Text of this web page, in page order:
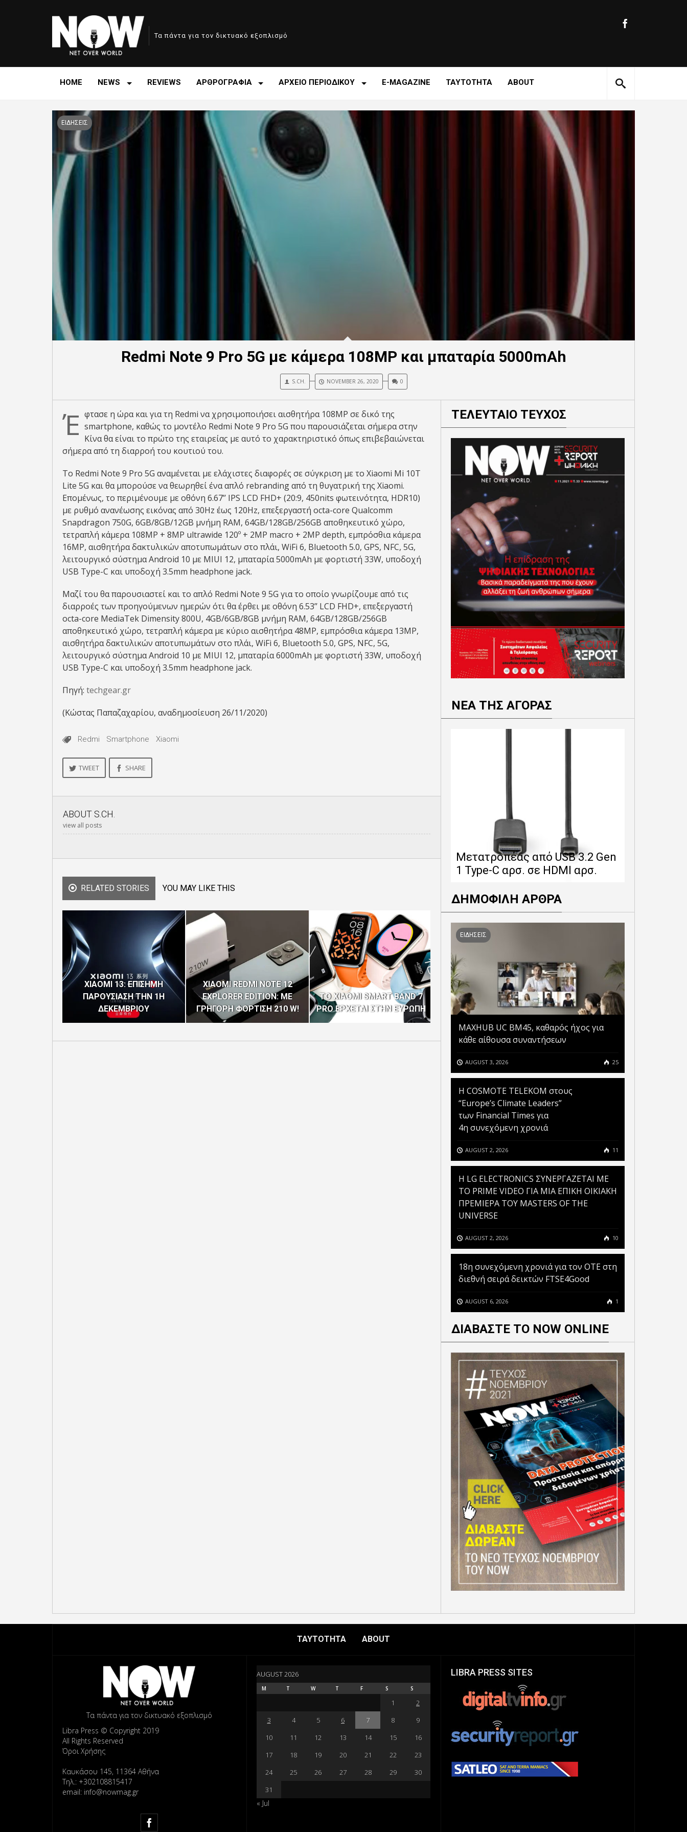
Τα πάντα για τον δικτυακό εξοπλισμό
HOME NEWS REVIEWS ΑΡΘΡΟΓΡΑΦΙΑ ΑΡΧΕΙΟ ΠΕΡΙΟΔΙΚΟΥ E-MAGAZINE ΤΑΥΤΟΤΗΤΑ ABOUT
ΕΙΔΗΣΕΙΣ
Redmi Note 9 Pro 5G με κάμερα 108MP και μπαταρία 5000mAh
S.CH. NOVEMBER 26, 2020 0
Έ φτασε η ώρα και για τη Redmi να χρησιμοποιήσει αισθητήρα 108MP σε δικό της
smartphone, καθώς το μοντέλο Redmi Note 9 Pro 5G που παρουσιάζεται σήμερα στην
Κίνα θα είναι το πρώτο της εταιρείας με αυτό το χαρακτηριστικό όπως επιβεβαιώνεται
σήμερα από τη διαρροή του κουτιού του.
Το Redmi Note 9 Pro 5G αναμένεται με ελάχιστες διαφορές σε σύγκριση με το Xiaomi Mi 10T
Lite 5G και θα μπορούσε να θεωρηθεί ένα απλό rebranding από τη θυγατρική της Xiaomi.
Επομένως, το περιμένουμε με οθόνη 6.67’’ IPS LCD FHD+ (20:9, 450nits φωτεινότητα, HDR10)
με ρυθμό ανανέωσης εικόνας από 30Hz έως 120Hz, επεξεργαστή octa-core Qualcomm
Snapdragon 750G, 6GB/8GB/12GB μνήμη RAM, 64GB/128GB/256GB αποθηκευτικό χώρο,
τετραπλή κάμερα 108MP + 8MP ultrawide 120º + 2MP macro + 2MP depth, εμπρόσθια κάμερα
16MP, αισθητήρα δακτυλικών αποτυπωμάτων στο πλάι, WiFi 6, Bluetooth 5.0, GPS, NFC, 5G,
λειτουργικό σύστημα Android 10 με MIUI 12, μπαταρία 5000mAh με φορτιστή 33W, υποδοχή
USB Type-C και υποδοχή 3.5mm headphone jack.
Μαζί του θα παρουσιαστεί και το απλό Redmi Note 9 5G για το οποίο γνωρίζουμε από τις
διαρροές των προηγούμενων ημερών ότι θα έρθει με οθόνη 6.53’’ LCD FHD+, επεξεργαστή
octa-core MediaTek Dimensity 800U, 4GB/6GB/8GB μνήμη RAM, 64GB/128GB/256GB
αποθηκευτικό χώρο, τετραπλή κάμερα με κύριο αισθητήρα 48MP, εμπρόσθια κάμερα 13MP,
αισθητήρα δακτυλικών αποτυπωμάτων στο πλάι, WiFi 6, Bluetooth 5.0, GPS, NFC, 5G,
λειτουργικό σύστημα Android 10 με MIUI 12, μπαταρία 6000mAh με φορτιστή 33W, υποδοχή
USB Type-C και υποδοχή 3.5mm headphone jack.
Πηγή: techgear.gr
(Κώστας Παπαζαχαρίου, αναδημοσίευση 26/11/2020)
Redmi Smartphone Xiaomi
TWEET SHARE
ABOUT S.CH.
view all posts
RELATED STORIES YOU MAY LIKE THIS
XIAOMI 13: ΕΠΙΣΗΜΗ
ΠΑΡΟΥΣΙΑΣΗ ΤΗΝ 1Η
ΔΕΚΕΜΒΡΙΟΥ
XIAOMI REDMI NOTE 12
EXPLORER EDITION: ΜΕ
ΓΡΗΓΟΡΗ ΦΟΡΤΙΣΗ 210 W!
ΤΟ XIAOMI SMART BAND 7
PRO ΕΡΧΕΤΑΙ ΣΤΗΝ ΕΥΡΩΠΗ
ΕΦΑΡΜΟΓΗ ΜΕΤΑΤΡΕΠΕΙ ΤΟ
SMARTPHONE ΣΕ
ΟΞΥΜΕΤΡΟ
XIAOMI CAR: ΤΟ
ΠΡΩΤΟΤΥΠΟ ΗΛΕΚΤΡΙΚΟ
ΟΧΗΜΑ ΠΑΡΟΥΣΙΑΖΕΤΑΙ
ΜΕΣΑ ΣΤΟΝ ΑΥΓΟΥΣΤΟ
ΤΕΛΕΥΤΑΙΟ ΤΕΥΧΟΣ
ΝΕΑ ΤΗΣ ΑΓΟΡΑΣ
Μετατροπέας από USB 3.2 Gen
1 Type-C αρσ. σε HDMI αρσ.
ΔΗΜΟΦΙΛΗ ΑΡΘΡΑ
ΕΙΔΗΣΕΙΣ
MAXHUB UC BM45, καθαρός ήχος για
κάθε αίθουσα συναντήσεων
AUGUST 3, 2026 25
Η COSMOTE TELEKOM στους
“Europe’s Climate Leaders”
των Financial Times για
4η συνεχόμενη χρονιά
AUGUST 2, 2026 11
H LG ELECTRONICS ΣΥΝΕΡΓΑΖΕΤΑΙ ΜΕ
ΤΟ PRIME VIDEO ΓΙΑ ΜΙΑ ΕΠΙΚΗ ΟΙΚΙΑΚΗ
ΠΡΕΜΙΕΡΑ ΤΟΥ MASTERS OF THE
UNIVERSE
AUGUST 2, 2026 10
18η συνεχόμενη χρονιά για τον ΟΤΕ στη
διεθνή σειρά δεικτών FTSE4Good
AUGUST 6, 2026 1
ΔΙΑΒΑΣΤΕ ΤΟ NOW ONLINE
ΤΑΥΤΟΤΗΤΑ ABOUT
Τα πάντα για τον δικτυακό εξοπλισμό
Libra Press © Copyright 2019
All Rights Reserved
Όροι Χρήσης
Καυκάσου 145, 11364 Αθήνα
Τηλ.: +302108815417
email: info@nowmag.gr
AUGUST 2026
M T W T F S S
1
2
3
4 5 6 7 8
9
10
11 12 13 14 15
16
17
18 19 20 21 22
23
24
25 26 27 28 29
30
31
« Jul
LIBRA PRESS SITES